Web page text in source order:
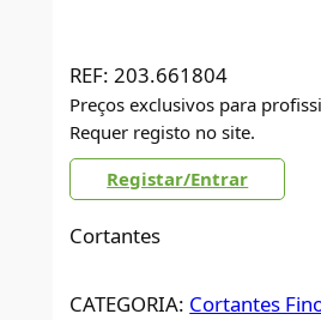
REF: 203.661804
Preços exclusivos para
Requer registo no site.
Registar/Entrar
Cortantes
CATEGORIA: Cortantes